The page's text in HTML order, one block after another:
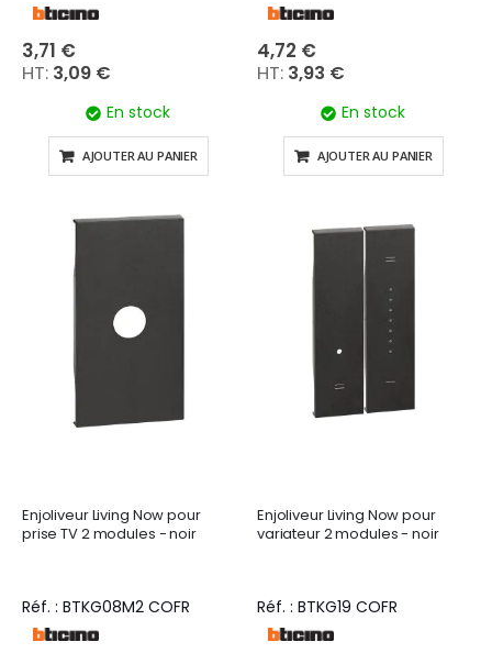
3,71 €
3,09 €
En stock
AJOUTER AU PANIER
4,72 €
3,93 €
En stock
AJOUTER AU PANIER
Enjoliveur Living Now pour
prise TV 2 modules - noir
Réf. : BTKG08M2 COFR
Enjoliveur Living Now pour
variateur 2 modules - noir
Réf. : BTKG19 COFR